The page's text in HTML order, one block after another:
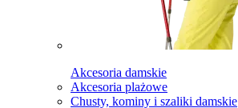
Akcesoria damskie
Akcesoria plażowe
Chusty, kominy i szaliki damskie